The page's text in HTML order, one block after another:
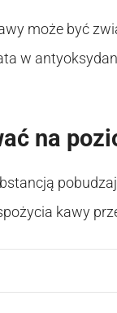
może być
w
na
kawy